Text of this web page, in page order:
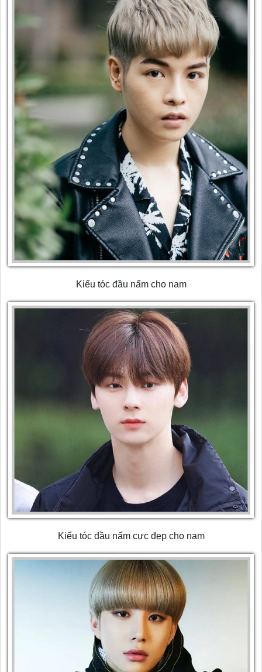
Kiểu tóc đầu nấm cho nam
Kiểu tóc đầu nấm cực đẹp cho nam